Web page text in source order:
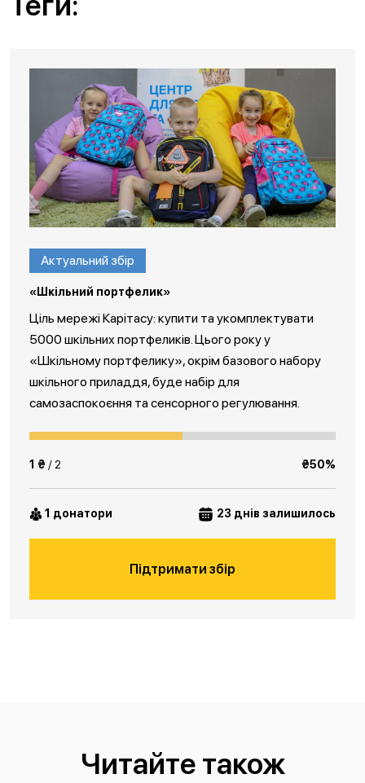
Актуальний збір
«Шкільний портфелик»
Ціль мережі Карітасу: купити та укомплектувати
5000 шкільних портфеликів. Цього року у
«Шкільному портфелику», окрім базового набору
шкільного приладдя, буде набір для
самозаспокоєння та сенсорного регулювання.
1 ₴ / 2 ₴50%
1 донатори 23 днів залишилось
Підтримати збір
Читайте також